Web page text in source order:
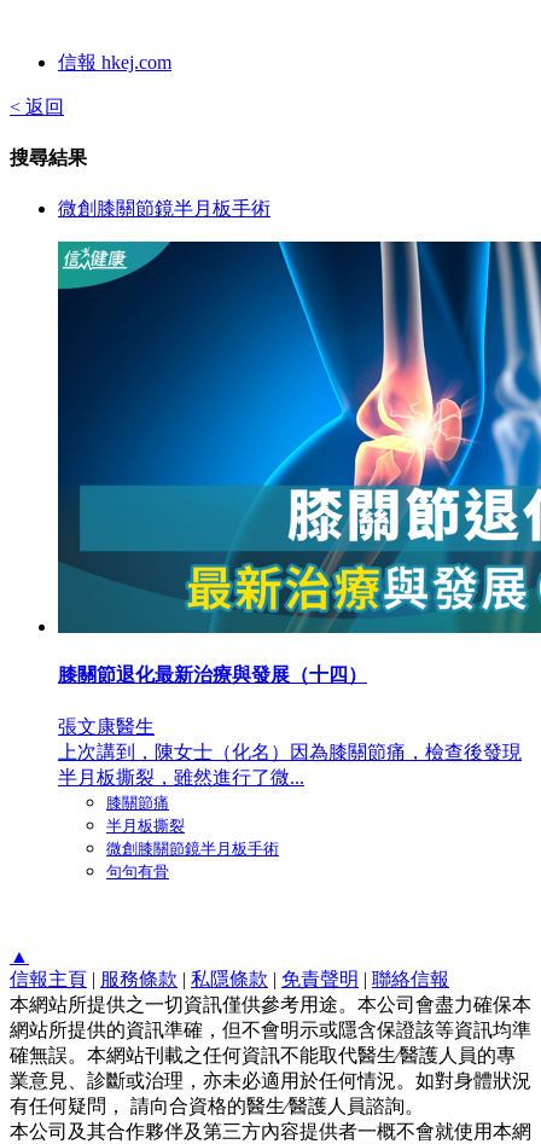
信報 hkej.com
< 返回
搜尋結果
微創膝關節鏡半月板手術
膝關節退化最新治療與發展（十四）
張文康醫生
上次講到，陳女士（化名）因為膝關節痛，檢查後發現
半月板撕裂，雖然進行了微...
膝關節痛
半月板撕裂
微創膝關節鏡半月板手術
句句有骨
▲
信報主頁 | 服務條款 | 私隱條款 | 免責聲明 | 聯絡信報
本網站所提供之一切資訊僅供參考用途。本公司會盡力確保本
網站所提供的資訊準確，但不會明示或隱含保證該等資訊均準
確無誤。本網站刊載之任何資訊不能取代醫生∕醫護人員的專
業意見、診斷或治理，亦未必適用於任何情況。如對身體狀況
有任何疑問， 請向合資格的醫生∕醫護人員諮詢。
本公司及其合作夥伴及第三方內容提供者一概不會就使用本網